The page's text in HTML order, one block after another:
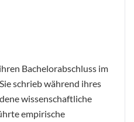
Bachelorabschluss im
schrieb während ihres
wissenschaftliche
empirische